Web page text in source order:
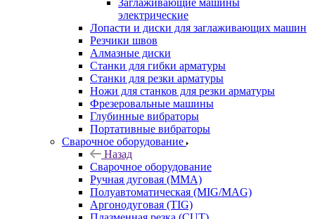
Заглаживающие машины
электрические
Лопасти и диски для заглаживающих машин
Резчики швов
Алмазные диски
Станки для гибки арматуры
Станки для резки арматуры
Ножи для станков для резки арматуры
Фрезеровальные машины
Глубинные вибраторы
Портативные вибраторы
Сварочное оборудование
Назад
Сварочное оборудование
Ручная дуговая (MMA)
Полуавтоматическая (MIG/MAG)
Аргонодуговая (TIG)